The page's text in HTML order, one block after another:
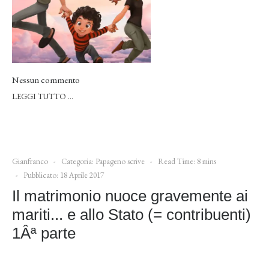
Nessun commento
LEGGI TUTTO …
Gianfranco Categoria: Papageno scrive
Read Time: 8 mins
Pubblicato: 18 Aprile 2017
Il matrimonio nuoce gravemente ai
mariti... e allo Stato (= contribuenti)
1Âª parte